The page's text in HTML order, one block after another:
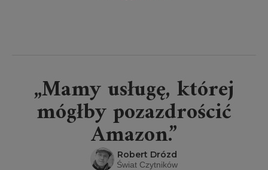
„Mamy usługę, której
mógłby pozazdrościć
Amazon.”
Robert Drózd
Świat Czytników